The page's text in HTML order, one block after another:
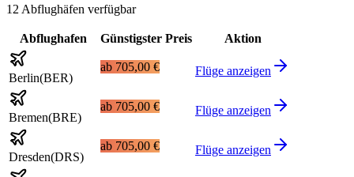
12 Abflughäfen verfügbar
Abflughafen Günstigster Preis Aktion
Berlin(BER)
ab 705,00 € Flüge anzeigen
Bremen(BRE)
ab 705,00 € Flüge anzeigen
Dresden(DRS)
ab 705,00 € Flüge anzeigen